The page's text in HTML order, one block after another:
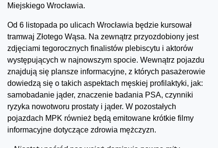
Miejskiego Wrocławia.
Od 6 listopada po ulicach Wrocławia będzie kursował
tramwaj Złotego Wąsa. Na zewnątrz przyozdobiony jest
zdjęciami tegorocznych finalistów plebiscytu i aktorów
występujących w najnowszym spocie. Wewnątrz pojazdu
znajdują się plansze informacyjne, z których pasażerowie
dowiedzą się o takich aspektach męskiej profilaktyki, jak:
samobadanie jąder, znaczenie badania PSA, czynniki
ryzyka nowotworu prostaty i jąder. W pozostałych
pojazdach MPK również będą emitowane krótkie filmy
informacyjne dotyczące zdrowia mężczyzn.